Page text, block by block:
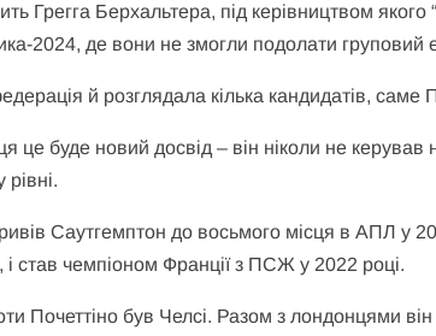
Грегга Берхальтера, під керівництвом якого
2024, де вони не змогли подолати груповий
й розглядала кілька кандидатів, саме
це буде новий досвід – він ніколи не керував
Саутгемптон до восьмого місця в АПЛ у
і став чемпіоном Франції з ПСЖ у 2022 році.
Почеттіно був Челсі. Разом з лондонцями